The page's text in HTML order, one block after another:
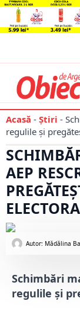
Acasă - Știri -
regulile și
AEP
Autor: Mădălina
Schimbări
regulile și